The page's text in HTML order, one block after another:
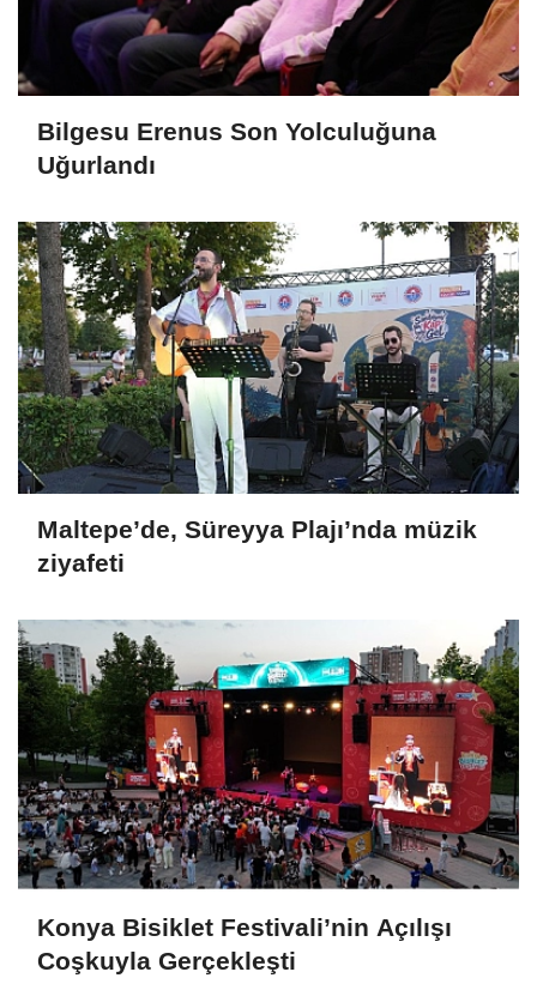
Bilgesu Erenus Son Yolculuğuna
Uğurlandı
Maltepe’de, Süreyya Plajı’nda müzik
ziyafeti
Konya Bisiklet Festivali’nin Açılışı
Coşkuyla Gerçekleşti